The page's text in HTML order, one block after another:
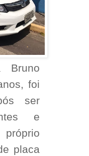
Bruno
foi
ser
e
placa